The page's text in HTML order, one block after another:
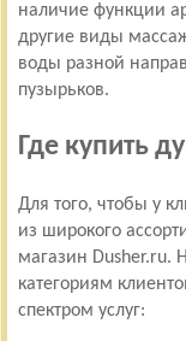
наличие функции
другие виды
воды разной
пузырьков.
Где купить
Для того, чтобы у
из широкого
магазин Dusher.ru.
категориям
спектром услуг: